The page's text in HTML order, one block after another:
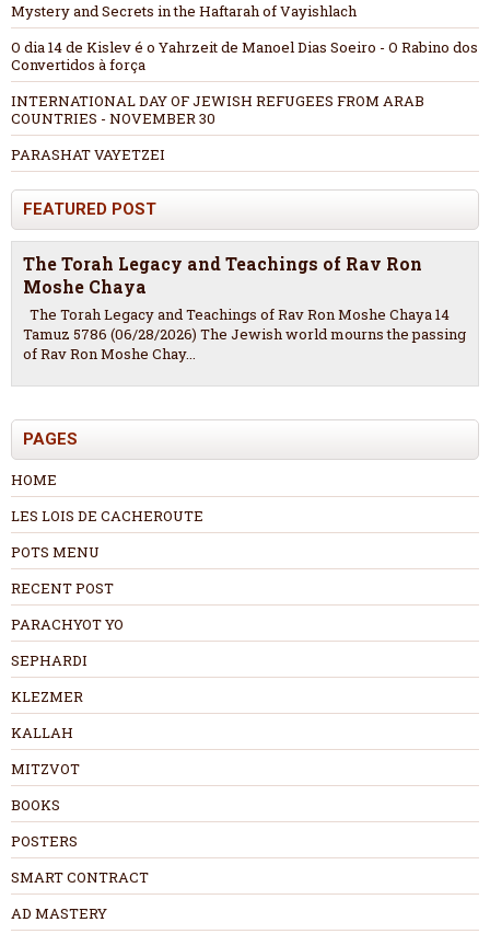
Mystery and Secrets in the Haftarah of Vayishlach
O dia 14 de Kislev é o Yahrzeit de Manoel Dias Soeiro - O Rabino dos
Convertidos à força
INTERNATIONAL DAY OF JEWISH REFUGEES FROM ARAB
COUNTRIES - NOVEMBER 30
PARASHAT VAYETZEI
FEATURED POST
The Torah Legacy and Teachings of Rav Ron
Moshe Chaya
The Torah Legacy and Teachings of Rav Ron Moshe Chaya 14
Tamuz 5786 (06/28/2026) The Jewish world mourns the passing
of Rav Ron Moshe Chay...
PAGES
HOME
LES LOIS DE CACHEROUTE
POTS MENU
RECENT POST
PARACHYOT YO
SEPHARDI
KLEZMER
KALLAH
MITZVOT
BOOKS
POSTERS
SMART CONTRACT
AD MASTERY